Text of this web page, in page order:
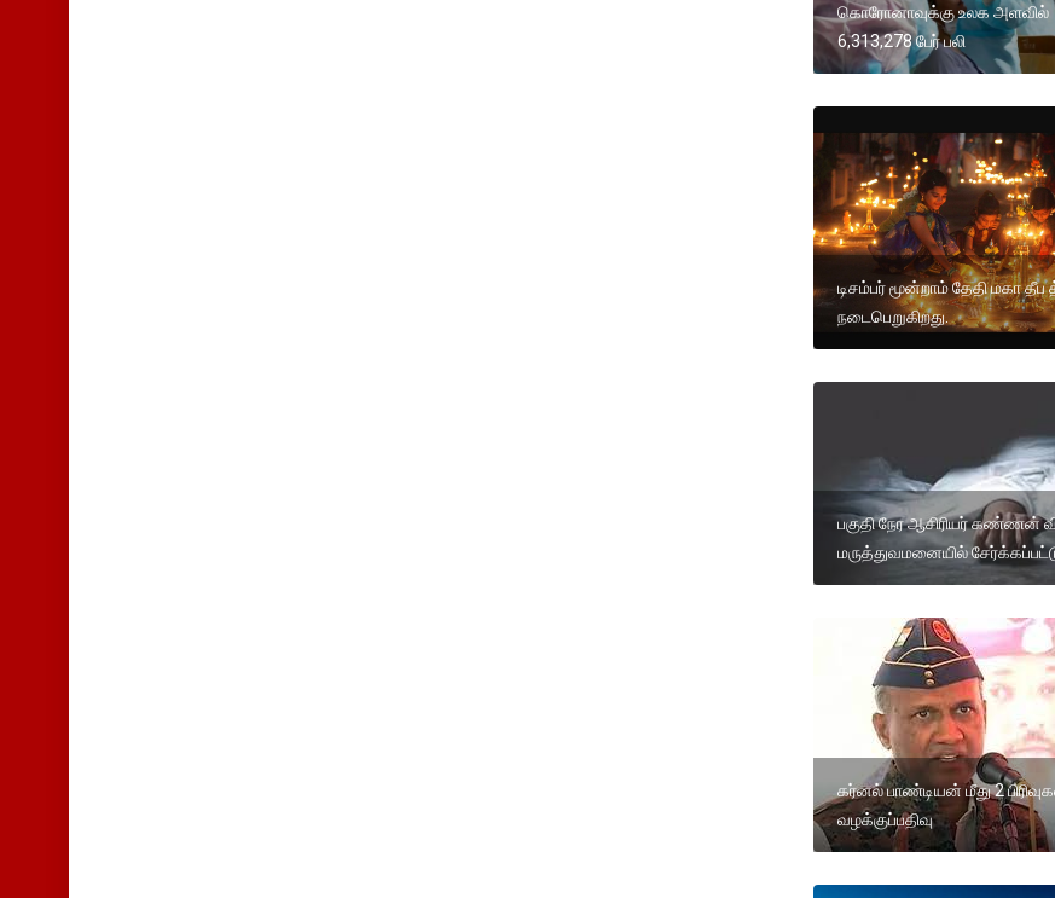
கொரோனாவுக்கு உலக அளவில்
6,313,278 பேர் பலி
டிசம்பர் மூன்றாம் தேதி மகா தீப
நடைபெறுகிறது.
பகுதி நேர ஆசிரியர் கண்ணன்
மருத்துவமனையில் சேர்க்கப்பட்டு
கர்னல் பாண்டியன் மீது 2
வழக்குப்பதிவு